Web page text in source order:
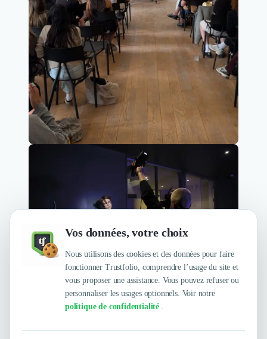
Vos données, votre choix
Nous utilisons des cookies et des données pour faire
fonctionner Trustfolio, comprendre l’usage du site et
vous proposer une assistance. Vous pouvez refuser ou
personnaliser les usages optionnels. Voir notre
politique de confidentialité .